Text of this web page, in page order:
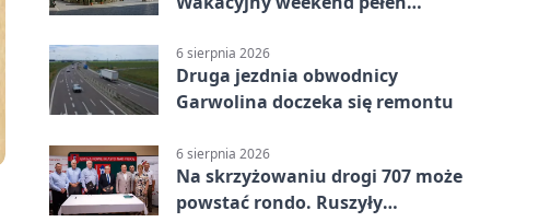
6 sierpnia 2026
Druga jezdnia obwodnicy
Garwolina doczeka się remontu
6 sierpnia 2026
Na skrzyżowaniu drogi 707 może
powstać rondo. Ruszyły